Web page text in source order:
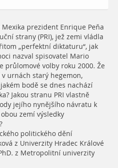
prezident Enrique Peňa
strany (PRI), jež zemi vládla
„perfektní diktaturu“, jak
nazval spisovatel Mario
průlomové volby roku 2000. Že
urnách starý hegemon,
bodě se dnes nachází
Jakou stranu PRI vlastně
jejího nynějšího návratu k
zemí výsledky
politického dění
z Univerzity Hradec Králové
z Metropolitní univerzity